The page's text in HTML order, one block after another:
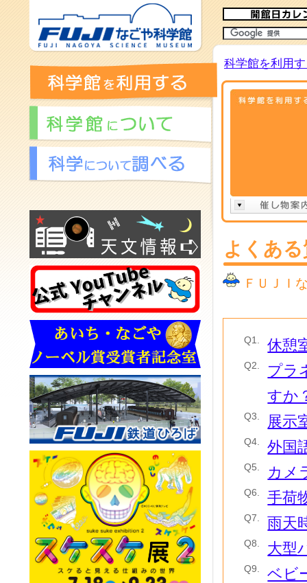
科学館を利用
よくあ
ＦＵＪＩ
Q1. 休憩
Q2.
プラ
すか
Q3. 展示
Q4. 外国
Q5. カメ
Q6. 手荷
Q7. 雨天
Q8. 大型
Q9. ベビ